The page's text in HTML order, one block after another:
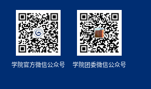
学院官方微信公众号 学院团委微信公众号